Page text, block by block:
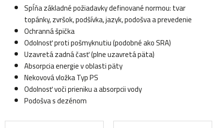
Spĺňa základné požiadavky definované normou: tvar
topánky, zvršok, podšívka, jazyk, podošva a prevedenie
Ochranná špička
Odolnosť proti pošmyknutiu (podobné ako SRA)
Uzavretá zadná časť (plne uzavretá päta)
Absorpcia energie v oblasti päty
Nekovová vložka Typ PS
Odolnosť voči prieniku a absorpcii vody
Podošva s dezénom